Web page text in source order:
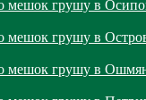
мешок грушу в
мешок грушу в
мешок грушу в